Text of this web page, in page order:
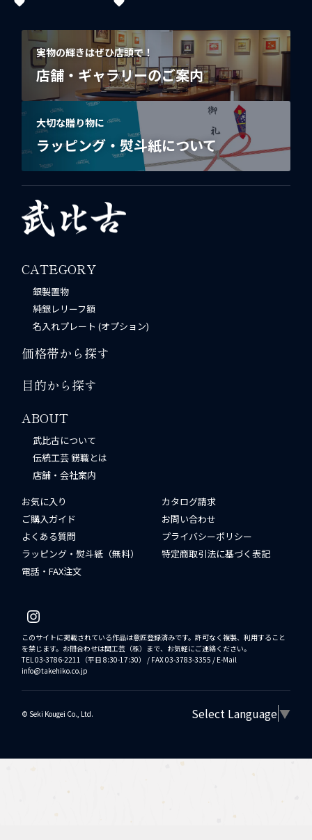
実物の輝きはぜひ店頭で！
店舗・ギャラリーのご案内
大切な贈り物に
ラッピング・熨斗紙について
CATEGORY
銀製置物
純銀レリーフ額
名入れプレート (オプション)
価格帯から探す
目的から探す
ABOUT
武比古について
伝統工芸 錺職とは
店舗・会社案内
お気に入り
ご購入ガイド
よくある質問
ラッピング・熨斗紙（無料）
電話・FAX注文
カタログ請求
お問い合わせ
プライバシーポリシー
特定商取引法に基づく表記
このサイトに掲載されている作品は意匠登録済みです。許可なく複製、利用すること
を禁じます。お問合わせは関工芸（株）まで、お気軽にご連絡ください。
TEL 03-3786-2211（平日 8:30-17:30） / FAX 03-3783-3355 / E-Mail
info@takehiko.co.jp
©︎ Seki Kougei Co., Ltd. Select Language▼